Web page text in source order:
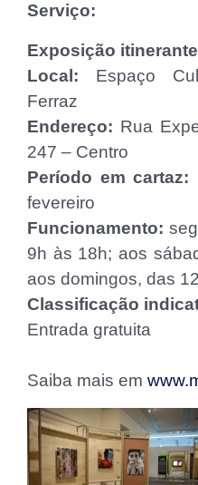
Serviço:
Exposição
Local: Espaço
Ferraz
Endereço: Rua
247 – Centro
Período em cartaz:
fevereiro
Funcionamento:
9h às 18h; aos
aos domingos, das
Classificação
Entrada gratuita
Saiba mais em